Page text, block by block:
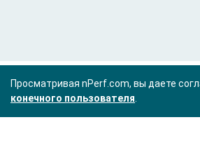
Просматривая nPerf.com, вы даете
конечного пользователя